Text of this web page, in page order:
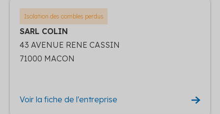
Isolation des combles perdus
SARL COLIN
43 AVENUE RENE CASSIN
71000 MACON
Voir la fiche de l'entreprise